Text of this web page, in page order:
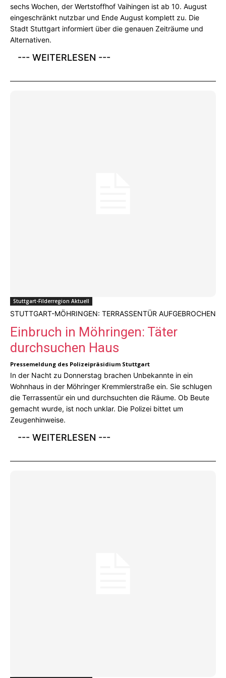
sechs Wochen, der Wertstoffhof Vaihingen ist ab 10. August
eingeschränkt nutzbar und Ende August komplett zu. Die
Stadt Stuttgart informiert über die genauen Zeiträume und
Alternativen.
--- WEITERLESEN ---
Stuttgart-Filderregion Aktuell
STUTTGART-MÖHRINGEN: TERRASSENTÜR AUFGEBROCHEN
Einbruch in Möhringen: Täter
durchsuchen Haus
Pressemeldung des Polizeipräsidium Stuttgart
In der Nacht zu Donnerstag brachen Unbekannte in ein
Wohnhaus in der Möhringer Kremmlerstraße ein. Sie schlugen
die Terrassentür ein und durchsuchten die Räume. Ob Beute
gemacht wurde, ist noch unklar. Die Polizei bittet um
Zeugenhinweise.
--- WEITERLESEN ---